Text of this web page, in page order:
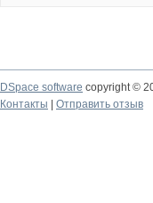
DSpace software copyright ©
Контакты
Отправить отзыв